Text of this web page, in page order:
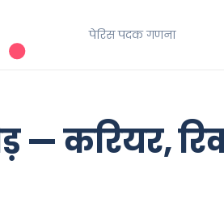
पेरिस पदक गणना
— करियर,